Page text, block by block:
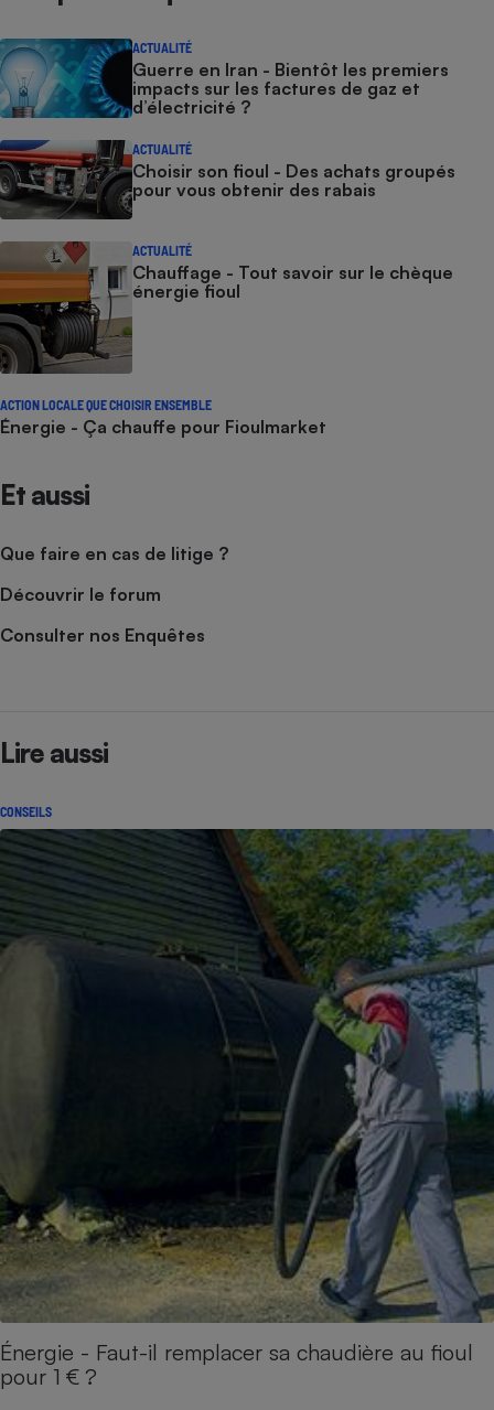
ACTUALITÉ
Guerre en Iran - Bientôt les premiers
impacts sur les factures de gaz et
d’électricité ?
ACTUALITÉ
Choisir son fioul - Des achats groupés
pour vous obtenir des rabais
ACTUALITÉ
Chauffage - Tout savoir sur le chèque
énergie fioul
ACTION LOCALE QUE CHOISIR ENSEMBLE
Énergie - Ça chauffe pour Fioulmarket
Et aussi
Que faire en cas de litige ?
Découvrir le forum
Consulter nos Enquêtes
Lire aussi
CONSEILS
Énergie - Faut-il remplacer sa chaudière au fioul
pour 1 € ?